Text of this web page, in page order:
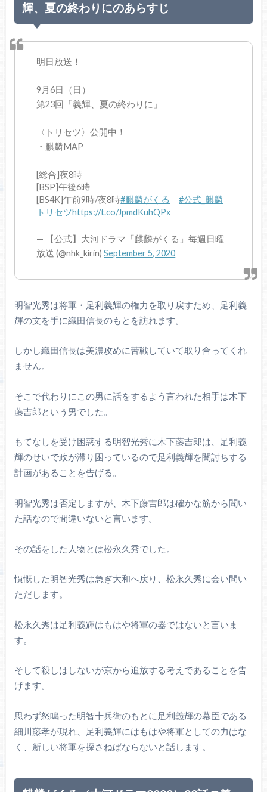
輝、夏の終わりにのあらすじ
明日放送！
9月6日（日）
第23回「義輝、夏の終わりに」
〈トリセツ〉公開中！
・麒麟MAP
[総合]夜8時
[BSP]午後6時
[BS4K]午前9時/夜8時#麒麟がくる
#公式_麒麟
トリセツhttps://t.co/JpmdKuhQPx
— 【公式】大河ドラマ「麒麟がくる」毎週日曜
放送 (@nhk_kirin)September 5, 2020
明智光秀は将軍・足利義輝の権力を取り戻すため、足利義
輝の文を手に織田信長のもとを訪れます。
しかし織田信長は美濃攻めに苦戦していて取り合ってくれ
ません。
そこで代わりにこの男に話をするよう言われた相手は木下
藤吉郎という男でした。
もてなしを受け困惑する明智光秀に木下藤吉郎は、足利義
輝のせいで政が滞り困っているので足利義輝を闇討ちする
計画があることを告げる。
明智光秀は否定しますが、木下藤吉郎は確かな筋から聞い
た話なので間違いないと言います。
その話をした人物とは松永久秀でした。
憤慨した明智光秀は急ぎ大和へ戻り、松永久秀に会い問い
ただします。
松永久秀は足利義輝はもはや将軍の器ではないと言いま
す。
そして殺しはしないが京から追放する考えであることを告
げます。
思わず怒鳴った明智十兵衛のもとに足利義輝の幕臣である
細川藤孝が現れ、足利義輝にはもはや将軍としての力はな
く、新しい将軍を探さねばならないと話します。